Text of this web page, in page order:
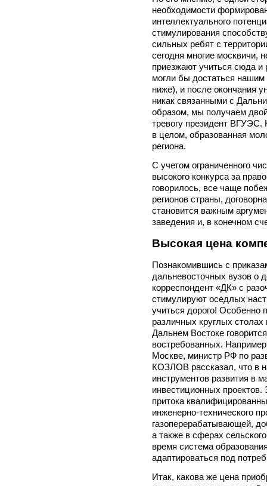
необходимости
интеллектуального
стимулирования
сильных ребят с
сегодня многие москвичи,
приезжают учиться сюда и
могли бы достаться
ниже), и после окончания
никак связанными с
образом, мы получаем
тревогу президент ВГУЭС.
в целом, образованная
региона.
С учетом ограниченного
высокого конкурса за
говорилось, все чаще
регионов страны,
становится важным
заведения и, в конечном
Высокая цена
Познакомившись с
дальневосточных вузов о
корреспондент «ДК» с
стимулируют оседлых
учиться дорого! Особенно
различных круглых столах
Дальнем Востоке
востребованных.
Москве, министр РФ по
КОЗЛОВ рассказал, что в
инструментов развития в
инвестиционных проектов.
притока
инженерно-технического
газоперерабатывающей,
а также в сферах
время система
адаптироваться под
Итак, какова же цена